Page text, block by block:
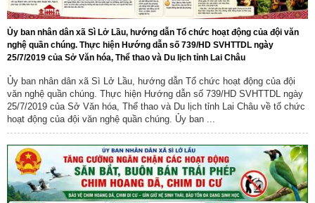
Ủy ban nhân dân xã Sì Lở Lầu, hướng dẫn Tổ chức hoạt động của đội văn
nghệ quần chúng. Thực hiện Hướng dẫn số 739/HD SVHTTDL ngày
25/7/2019 của Sở Văn hóa, Thể thao và Du lịch tỉnh Lai Châu
Ủy ban nhân dân xã Sì Lở Lầu, hướng dẫn Tổ chức hoạt động của đội
văn nghệ quần chúng. Thực hiện Hướng dẫn số 739/HD SVHTTDL ngày
25/7/2019 của Sở Văn hóa, Thể thao và Du lịch tỉnh Lai Châu về tổ chức
hoạt động của đội văn nghệ quần chúng. Ủy ban ...